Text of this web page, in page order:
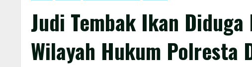
Judi Tembak Ikan
Wilayah Hukum Polresta